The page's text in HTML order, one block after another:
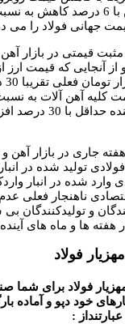
قیمت جهانی سنگ آهن با 6 درصد
جهانی فولاد را می
قیمتی در بازار آهن
کلیه آهن آلات به
مهرماه در هفته های
جاری در بازار آهن و
تولید شده در انبار
شده در انبار
ناهنجار فعلی
و تولیدکنندگان
ها و ماه های
فولاد
فولاد برای شما
خود دپو و آماده
: